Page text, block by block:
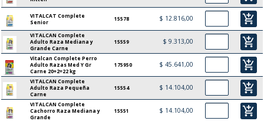
VITALCAT Complete
Senior
15578 $ 12.816,00 add_shopping_cart
VITALCAN Complete
Adulto Raza Mediana y
Grande Carne
15559 $ 9.313,00 add_shopping_cart
Vitalcan Complete Perro
Adulto Razas Med Y Gr
Carne 20+2=22 kg
175950 $ 45.641,00 add_shopping_cart
VITALCAN Complete
Adulto Raza Pequeña
Carne
15554 $ 14.104,00 add_shopping_cart
VITALCAN Complete
Cachorro Raza Mediana y
Grande
15551 $ 14.104,00 add_shopping_cart